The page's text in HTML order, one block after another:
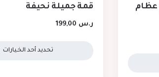
عظام
قمة جميلة نحيفة
ر.س
تحديد أحد الخيارات